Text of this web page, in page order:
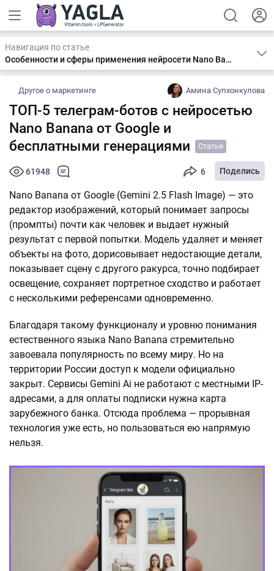
Навигация по статье
Особенности и сферы применения нейросети Nano Banana
Другое о маркетинге Амина Супхонкулова
ТОП-5 телеграм-ботов с нейросетью
Nano Banana от Google и
бесплатными генерациями
Статья
61948 6 Поделись
Nano Banana от Google (Gemini 2.5 Flash Image) — это
редактор изображений, который понимает запросы
(промпты) почти как человек и выдает нужный
результат с первой попытки. Модель удаляет и меняет
объекты на фото, дорисовывает недостающие детали,
показывает сцену с другого ракурса, точно подбирает
освещение, сохраняет портретное сходство и работает
с несколькими референсами одновременно.
Благодаря такому функционалу и уровню понимания
естественного языка Nano Banana стремительно
завоевала популярность по всему миру. Но на
территории России доступ к модели официально
закрыт. Сервисы Gemini Ai не работают с местными IP-
адресами, а для оплаты подписки нужна карта
зарубежного банка. Отсюда проблема — прорывная
технология уже есть, но пользоваться ею напрямую
нельзя.